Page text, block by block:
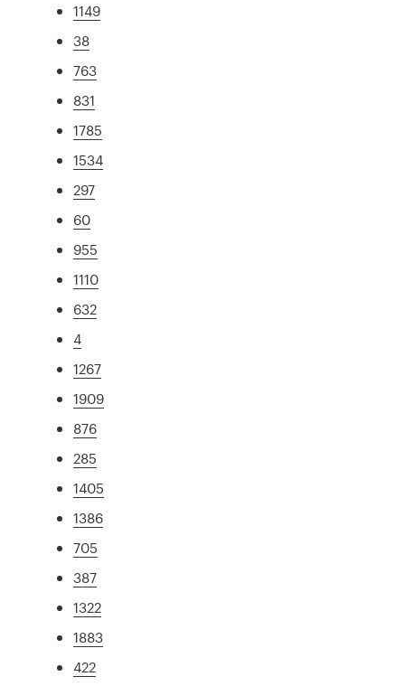
1149
38
763
831
1785
1534
297
60
955
1110
632
4
1267
1909
876
285
1405
1386
705
387
1322
1883
422